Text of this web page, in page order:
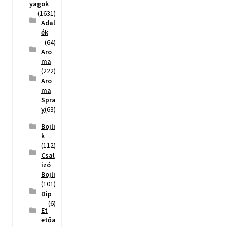
yagok
(1631)
Adal
ék
(64)
Aro
ma
(222)
Aro
ma
Spra
y(63)
Bojli
k
(112)
Csal
izó
Bojli
(101)
Dip
(6)
Et
etőa